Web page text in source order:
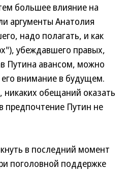
большее влияние на
аргументы Анатолия
надо полагать, и как
убеждавшего правых,
Путина авансом, можно
внимание в будущем.
никаких обещаний оказать
предпочтение Путин не
в последний момент
поголовной поддержке